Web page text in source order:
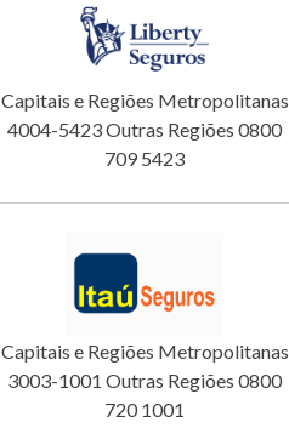
Capitais e Regiões Metropolitanas
4004-5423 Outras Regiões 0800
709 5423
Capitais e Regiões Metropolitanas
3003-1001 Outras Regiões 0800
720 1001